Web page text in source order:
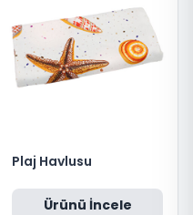
Plaj Havlusu
Ürünü İncele